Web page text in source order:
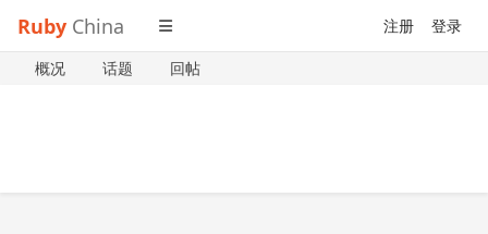
Ruby China 注册 登录
概况 话题 回帖